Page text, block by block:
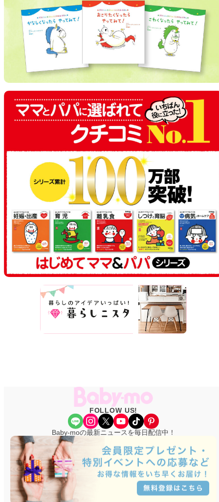
FOLLOW US!
Share Icon Instagram X YouTube TikTok Pinterest
Baby-moの最新ニュースを毎日配信中！